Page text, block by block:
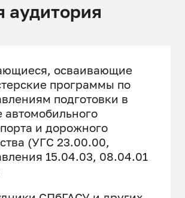
аудитория
осваивающие
программы по
подготовки в
автомобильного
и дорожного
(УГС 23.00.00,
15.04.03, 08.04.01